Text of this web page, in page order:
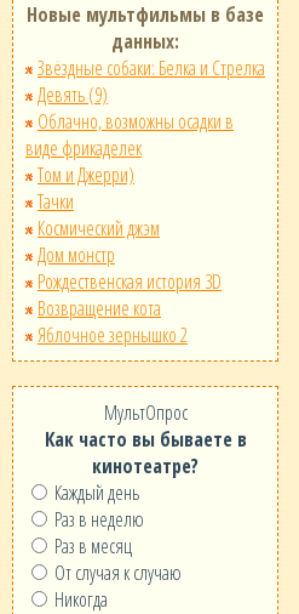
Новые мультфильмы в базе
данных:
Звёздные собаки: Белка и Стрелка
Девять (9)
Облачно, возможны осадки в
виде фрикаделек
Том и Джерри)
Тачки
Космический джэм
Дом монстр
Рождественская история 3D
Возвращение кота
Яблочное зернышко 2
МультОпрос
Как часто вы бываете в
кинотеатре?
Каждый день
Раз в неделю
Раз в месяц
От случая к случаю
Никогда